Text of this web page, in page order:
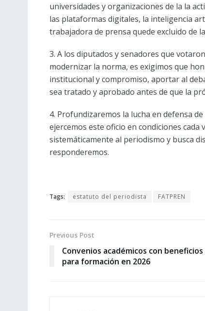
universidades y organizaciones de la la
las plataformas digitales, la inteligencia
trabajadora de prensa quede excluido de
3. A los diputados y senadores que
modernizar la norma, es exigimos que
institucional y compromiso, aportar al
sea tratado y aprobado antes de que la
4. Profundizaremos la lucha en defensa
ejercemos este oficio en condiciones
sistemáticamente al periodismo y busca
responderemos.
Tags: estatuto del periodista FATPREN
Previous Post
Convenios académicos con beneficios
para formación en 2026